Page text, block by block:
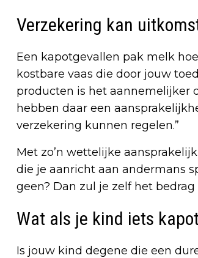
Verzekering kan
Een kapotgevallen pak melk
kostbare vaas die door jouw
producten is het aannemelijker
hebben daar een
verzekering kunnen regelen.”
Met zo’n wettelijke
die je aanricht aan andermans
geen? Dan zul je zelf het
Wat als je kind iets
Is jouw kind degene die een